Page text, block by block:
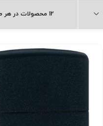
12 محصولات در هر صفحه